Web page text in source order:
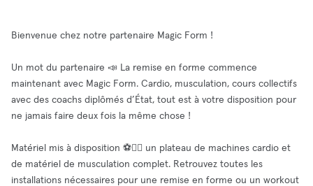
Bienvenue chez notre partenaire Magic Form !
Un mot du partenaire 📣 La remise en forme commence
maintenant avec Magic Form. Cardio, musculation, cours collectifs
avec des coachs diplômés d’État, tout est à votre disposition pour
ne jamais faire deux fois la même chose !
Matériel mis à disposition ⚽🧘‍♂️ un plateau de machines cardio et
de matériel de musculation complet. Retrouvez toutes les
installations nécessaires pour une remise en forme ou un workout